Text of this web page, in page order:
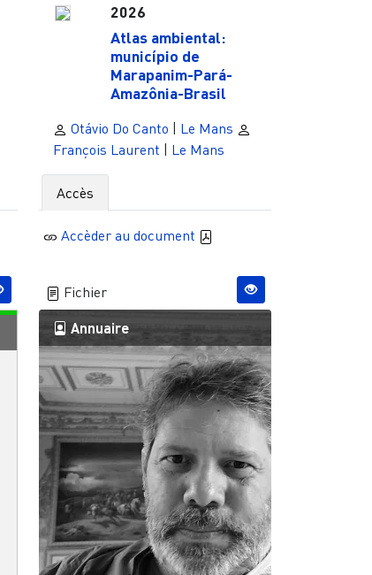
2026
Atlas ambiental:
município de
Marapanim-Pará-
Amazônia-Brasil
Otávio Do Canto
Le Mans
François Laurent
Le Mans
Accès
Accèder au document
Fichier
Annuaire